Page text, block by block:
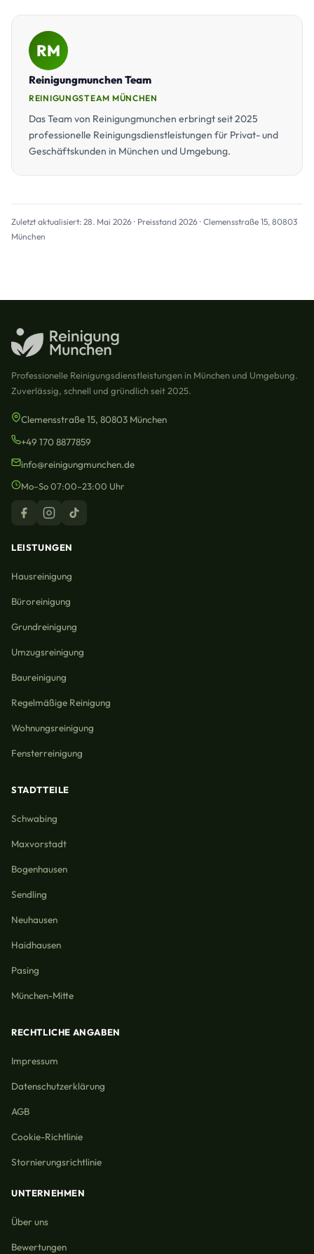
RM
Reinigungmunchen Team
REINIGUNGSTEAM MÜNCHEN
Das Team von Reinigungmunchen erbringt seit 2025
professionelle Reinigungsdienstleistungen für Privat- und
Geschäftskunden in München und Umgebung.
Zuletzt aktualisiert: 28. Mai 2026 · Preisstand 2026 · Clemensstraße 15, 80803
München
Professionelle Reinigungsdienstleistungen in München und Umgebung.
Zuverlässig, schnell und gründlich seit 2025.
Clemensstraße 15, 80803 München
+49 170 8877859
info@reinigungmunchen.de
Mo–So 07:00–23:00 Uhr
LEISTUNGEN
Hausreinigung
Büroreinigung
Grundreinigung
Umzugsreinigung
Baureinigung
Regelmäßige Reinigung
Wohnungsreinigung
Fensterreinigung
STADTTEILE
Schwabing
Maxvorstadt
Bogenhausen
Sendling
Neuhausen
Haidhausen
Pasing
München-Mitte
RECHTLICHE ANGABEN
Impressum
Datenschutzerklärung
AGB
Cookie-Richtlinie
Stornierungsrichtlinie
UNTERNEHMEN
Über uns
Bewertungen